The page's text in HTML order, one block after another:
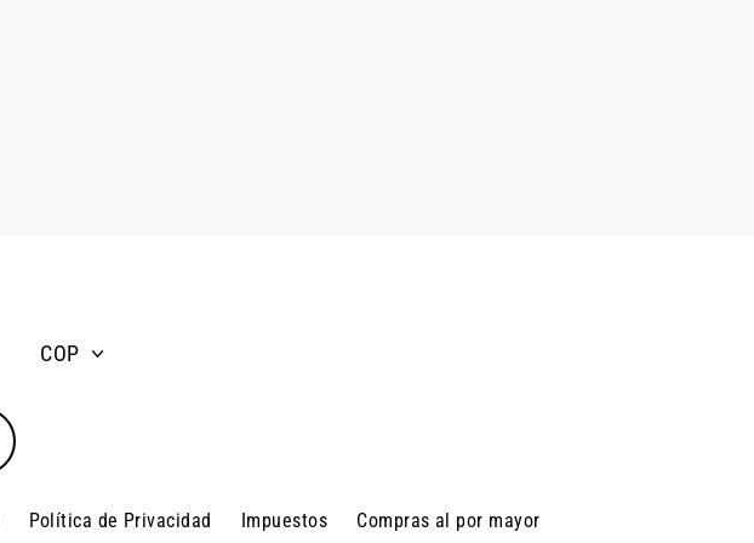
COP
Facebook
Política de Privacidad Impuestos Compras al por mayor